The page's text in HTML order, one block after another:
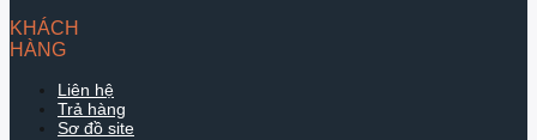
KHÁCH
HÀNG
Liên hệ
Trả hàng
Sơ đồ site